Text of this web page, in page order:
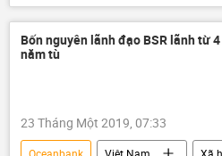
Hà văn Thắm
Nguyễn Xuân
Đinh La Thăng
Bốn nguyên lãnh đạo BSR lãnh từ
năm tù
23 Tháng Một 2019, 07:33